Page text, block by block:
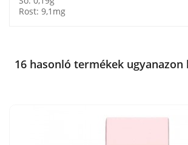
Rost: 9,1mg
16 hasonló termékek ugyanazon